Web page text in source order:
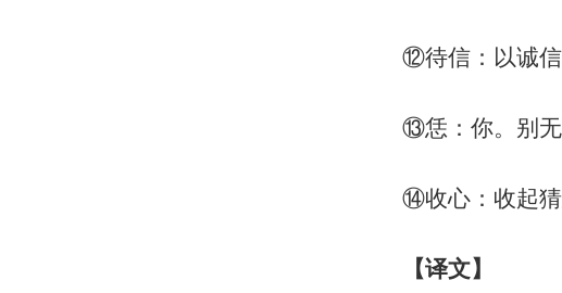
⑫待信：以诚信
⑬恁：你。别无
⑭收心：收起猜
【译文】